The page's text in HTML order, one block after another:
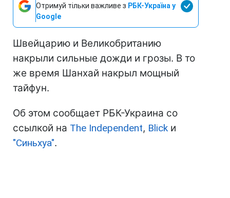
Отримуй тільки важливе з РБК-Україна у
Google
Швейцарию и Великобританию
накрыли сильные дожди и грозы. В то
же время Шанхай накрыл мощный
тайфун.
Об этом сообщает РБК-Украина со
ссылкой на The Independent, Blick и
"Синьхуа".